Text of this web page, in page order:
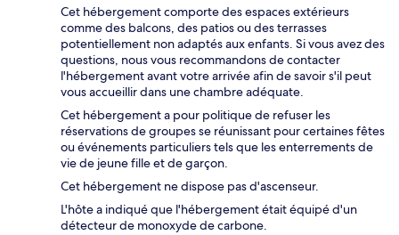
Cet hébergement comporte des espaces extérieurs
comme des balcons, des patios ou des terrasses
potentiellement non adaptés aux enfants. Si vous avez des
questions, nous vous recommandons de contacter
l'hébergement avant votre arrivée afin de savoir s'il peut
vous accueillir dans une chambre adéquate.
Cet hébergement a pour politique de refuser les
réservations de groupes se réunissant pour certaines fêtes
ou événements particuliers tels que les enterrements de
vie de jeune fille et de garçon.
Cet hébergement ne dispose pas d'ascenseur.
L'hôte a indiqué que l'hébergement était équipé d'un
détecteur de monoxyde de carbone.